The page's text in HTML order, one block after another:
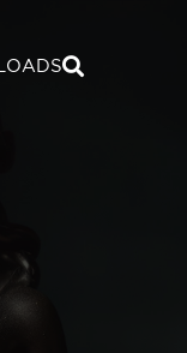
ATIVO
CARTILHA
- RN